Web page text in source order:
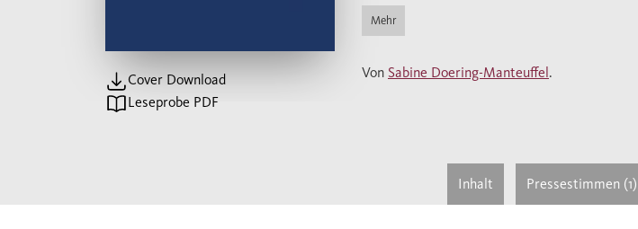
Cover Download
Leseprobe PDF
Esoterik entwickelt hat.
Mehr
Von Sabine Doering-Manteuffel.
Inhalt Pressestimmen (1)